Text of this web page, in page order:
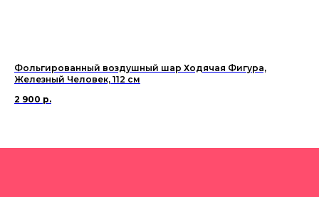
Фольгированный воздушный шар Ходячая Фигура,
Железный Человек, 112 см
2 900 р.